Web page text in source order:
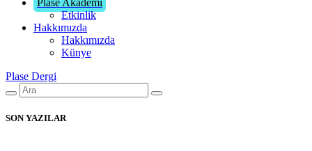
Etkinlik
Hakkımızda
Hakkımızda
Künye
Plase Dergi
SON YAZILAR